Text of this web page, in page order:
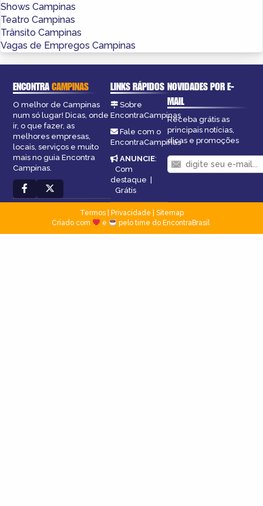
Shows Campinas
Teatro Campinas
Trânsito Campinas
Vagas de Empregos Campinas
ENCONTRACAMPINAS
O melhor de Campinas
num só lugar! Dicas, onde
ir, o que fazer, as
melhores empresas,
locais, serviços e muito
mais no guia Encontra
Campinas.
LINKS RÁPIDOS
Sobre
EncontraCampinas
Fale com o
EncontraCampinas
ANUNCIE:
Com
destaque
Grátis
NOVIDADES POR E-
MAIL
Receba grátis as
principais notícias,
dicas e promoções
Termos| Privacidade
Sitemap
Criado com
e pelo time do EncontraBrasil